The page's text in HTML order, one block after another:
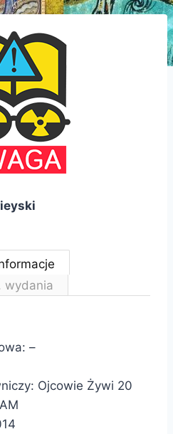
wydania
–
Ojcowie Żywi 20